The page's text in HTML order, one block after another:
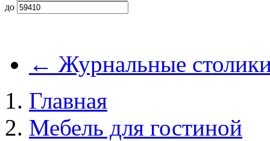
до
← Журнальные
Главная
Мебель для гостиной